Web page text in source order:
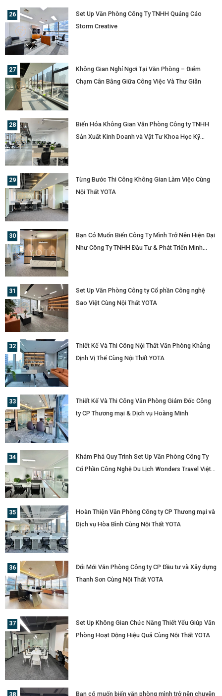
Set Up Văn Phòng Công Ty TNHH Quảng Cáo
Storm Creative
Không Gian Nghỉ Ngơi Tại Văn Phòng – Điểm
Chạm Cân Bằng Giữa Công Việc Và Thư Giãn
Biến Hóa Không Gian Văn Phòng Công ty TNHH
Sản Xuất Kinh Doanh và Vật Tư Khoa Học Kỹ
Từng Bước Thi Công Không Gian Làm Việc Cùng
Nội Thất YOTA
Bạn Có Muốn Biến Công Ty Mình Trở Nên Hiện Đại
Như Công Ty TNHH Đầu Tư & Phát Triển Minh
Set Up Văn Phòng Công ty Cổ phần Công nghệ
Sao Việt Cùng Nội Thất YOTA
Thiết Kế Và Thi Công Nội Thất Văn Phòng Khẳng
Định Vị Thế Cùng Nội Thất YOTA
Thiết Kế Và Thi Công Văn Phòng Giám Đốc Công
ty CP Thương mại & Dịch vụ Hoàng Minh
Khám Phá Quy Trình Set Up Văn Phòng Công Ty
Cổ Phần Công Nghệ Du Lịch Wonders Travel Việt
Hoàn Thiện Văn Phòng Công ty CP Thương mại và
Dịch vụ Hòa Bình Cùng Nội Thất YOTA
Đổi Mới Văn Phòng Công ty CP Đầu tư và Xây dựng
Thanh Sơn Cùng Nội Thất YOTA
Set Up Không Gian Chức Năng Thiết Yếu Giúp Văn
Phòng Hoạt Động Hiệu Quả Cùng Nội Thất YOTA
Bạn có muốn biến văn phòng mình trở nên chuyên